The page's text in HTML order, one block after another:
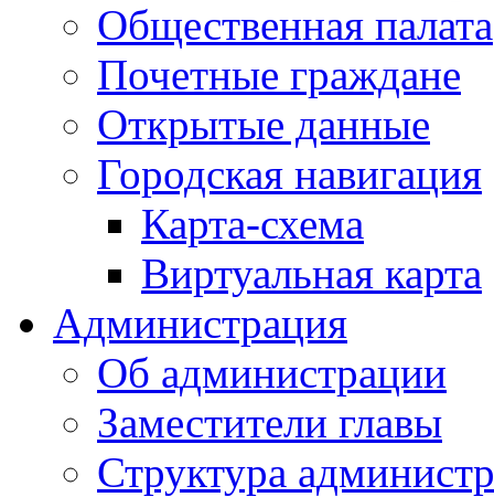
Общественная палата
Почетные граждане
Открытые данные
Городская навигация
Карта-схема
Виртуальная карта
Администрация
Об администрации
Заместители главы
Структура